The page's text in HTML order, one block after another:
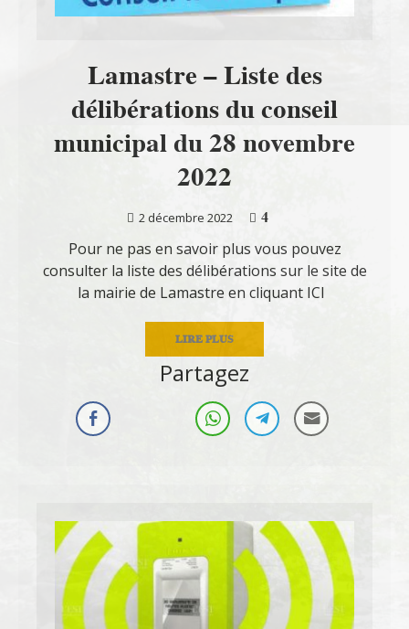
Lamastre – Liste des
délibérations du conseil
municipal du 28 novembre
2022
2 décembre 2022
4
Pour ne pas en savoir plus vous pouvez
consulter la liste des délibérations sur le site de
la mairie de Lamastre en cliquant ICI
LIRE PLUS
Partagez